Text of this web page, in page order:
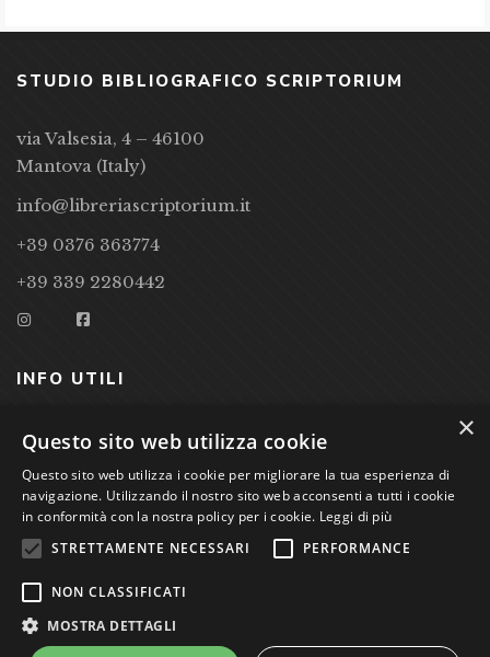
STUDIO BIBLIOGRAFICO SCRIPTORIUM
via Valsesia, 4 – 46100
Mantova (Italy)
info@libreriascriptorium.it
+39 0376 363774
+39 339 2280442
INFO UTILI
CONDIZIONI DI VENDITA
PRIVACY POLICY
COOKIE POLICY
Studio Bibliografico Scriptorium Dott.ssa Sara Bassi VAT
nr. 01744000207
×
Questo sito web utilizza cookie
Questo sito web utilizza i cookie per migliorare la tua esperienza di
navigazione. Utilizzando il nostro sito web acconsenti a tutti i cookie
in conformità con la nostra policy per i cookie. Leggi di più
STRETTAMENTE NECESSARI
PERFORMANCE
NON CLASSIFICATI
MOSTRA DETTAGLI